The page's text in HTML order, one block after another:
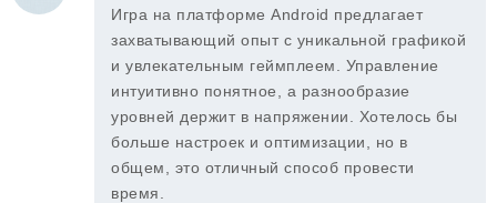
Игра на платформе Android предлагает
захватывающий опыт с уникальной графикой
и увлекательным геймплеем. Управление
интуитивно понятное, а разнообразие
уровней держит в напряжении. Хотелось бы
больше настроек и оптимизации, но в
общем, это отличный способ провести
время.